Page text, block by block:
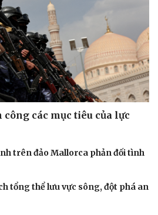
công các mục tiêu của lực
trên đảo Mallorca phản đối tình
tổng thể lưu vực sông, đột phá an